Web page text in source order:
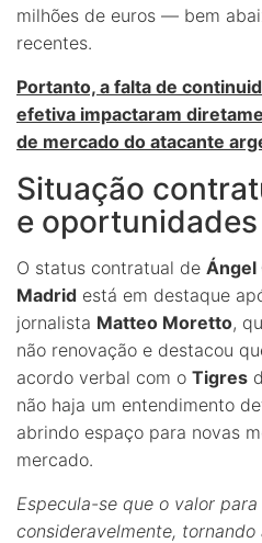
milhões de euros — bem
recentes.
Portanto, a falta de
efetiva impactaram
de mercado do atacante
Situação
e
O status contratual de Ángel
Madrid está em destaque
jornalista Matteo Moretto,
não renovação e destacou
acordo verbal com o Tigres
não haja um entendimento
abrindo espaço para novas
mercado.
Especula-se que o valor
consideravelmente,